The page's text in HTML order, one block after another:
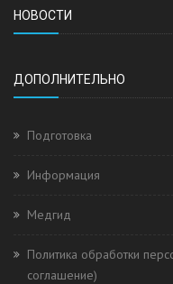
НОВОСТИ
ДОПОЛНИТЕЛЬНО
Подготовка
Информация
Медгид
Политика обработки
соглашение)